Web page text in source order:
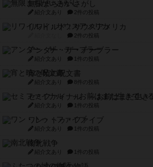
無限まちがいさがし
紹介文あり 2件の投稿
リワイルド：サウスアメリカ
2件の投稿
アンダー・ザ・テーブラー
紹介文あり 1件の投稿
宵と暁の呪文書
紹介文あり 8件の投稿
セミファイナル ～お前はまだ生き
紹介文あり 1件の投稿
ワン・トゥ・ファイブ
紹介文あり 1件の投稿
南北戦争
紹介文あり 1件の投稿